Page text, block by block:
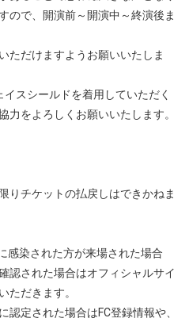
ので、開演前～開演中～終演後ま
ただけますようお願いいたしま
スシールドを着用していただく
力をよろしくお願いいたします。
りチケットの払戻しはできかねま
感染された⽅が来場された場合
認された場合はオフィシャルサイ
ただきます。
認定された場合はFC登録情報や、